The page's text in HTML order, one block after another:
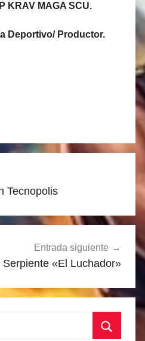
KRAV MAGA SCU.
Deportivo/ Productor.
Tecnopolis
Entrada siguiente
Serpiente «El Luchador»